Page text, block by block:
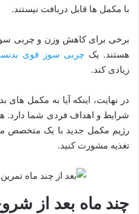
با مکمل ها قابل دریافت نیستند.
برخی برای کاهش وزن و چربی
هستند. یک چربی سوز قوی
زیادی کند.
در نهایت، اینکه آیا به مکمل های
شرایط و اهداف فردی شما دارد.
رژیم مکمل جدید با یک متخصص
تغذیه مشورت کنید.
چند ماه بعد از